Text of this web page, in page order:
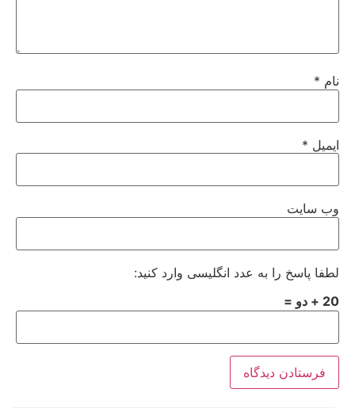
نام *
ایمیل *
وب‌ سایت
لطفا پاسخ را به عدد انگلیسی وارد کنید:
20 + دو =